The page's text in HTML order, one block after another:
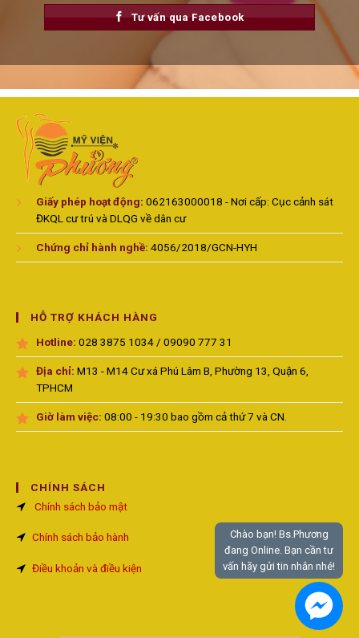
Tư vấn qua Facebook
Giấy phép hoạt động: 062163000018 - Nơi cấp: Cục cảnh sát
ĐKQL cư trú và DLQG về dân cư
Chứng chỉ hành nghề: 4056/2018/GCN-HYH
HỖ TRỢ KHÁCH HÀNG
Hotline: 028 3875 1034 / 09090 777 31
Địa chỉ: M13 - M14 Cư xá Phú Lâm B, Phường 13, Quận 6,
TPHCM
Giờ làm việc: 08:00 - 19:30 bao gồm cả thứ 7 và CN.
CHÍNH SÁCH
Chính sách bảo mật
Chính sách bảo hành
Điều khoản và điều kiện
Chào bạn! Bs.Phương
đang Online. Bạn cần tư
vấn hãy gửi tin nhắn nhé!